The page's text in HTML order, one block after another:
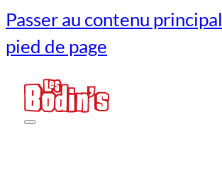
Passer au contenu principal
pied de page